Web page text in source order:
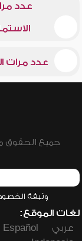
عدد
عدد مرات
جميع الحقوق محفوظة © 2026
وثيقة
لغات الموقع:
عربي
Español